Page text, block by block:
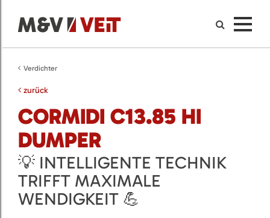
Verdichter
zurück
CORMIDI C13.85 HI
DUMPER
💡 INTELLIGENTE TECHNIK
TRIFFT MAXIMALE
WENDIGKEIT 💪